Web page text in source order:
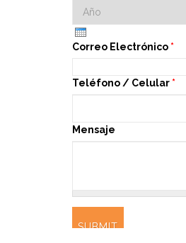
Año
Correo Electrónico *
Teléfono / Celular *
Mensaje